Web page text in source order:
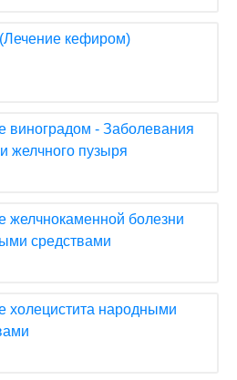
кефиром)
виноградом - Заболевания
желчного пузыря
желчнокаменной болезни
средствами
холецистита народными